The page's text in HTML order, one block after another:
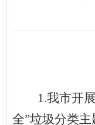
1.我市开展
全”垃圾分类